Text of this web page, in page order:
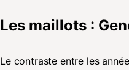
Les maillots :
Le contraste entre les